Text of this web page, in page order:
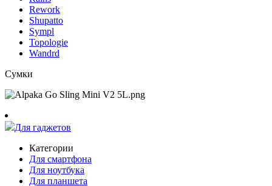
Rework
Shupatto
Sympl
Topologie
Wandrd
Сумки
Для гаджетов
Категории
Для смартфона
Для ноутбука
Для планшета